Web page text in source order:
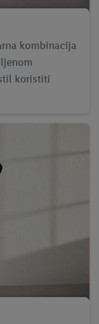
kombinacija
koristiti